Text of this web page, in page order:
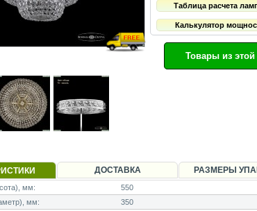
Таблица расчета
Калькулятор
Товары из
ДОСТАВКА РАЗМЕРЫ
мм:
550
мм:
350